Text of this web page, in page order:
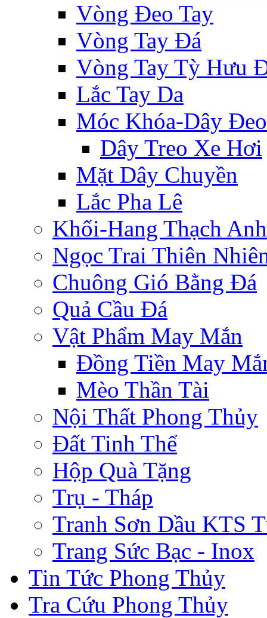
Vòng Đeo Tay
Vòng Tay Đá
Vòng Tay Tỳ Hưu
Lắc Tay Da
Móc Khóa-Dây Đeo
Dây Treo Xe Hơi
Mặt Dây Chuyền
Lắc Pha Lê
Khối-Hang Thạch Anh
Ngọc Trai Thiên
Chuông Gió Bằng Đá
Quả Cầu Đá
Vật Phẩm May Mắn
Đồng Tiền May
Mèo Thần Tài
Nội Thất Phong Thủy
Đất Tinh Thể
Hộp Quà Tặng
Trụ - Tháp
Tranh Sơn Dầu KTS
Trang Sức Bạc - Inox
Tin Tức Phong Thủy
Tra Cứu Phong Thủy